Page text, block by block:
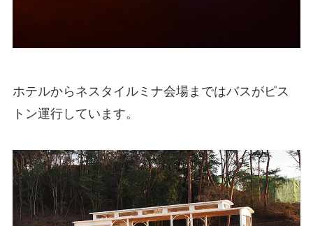
ホテルからネスタイルミナ会場まではバスがピス
トン運行しています。